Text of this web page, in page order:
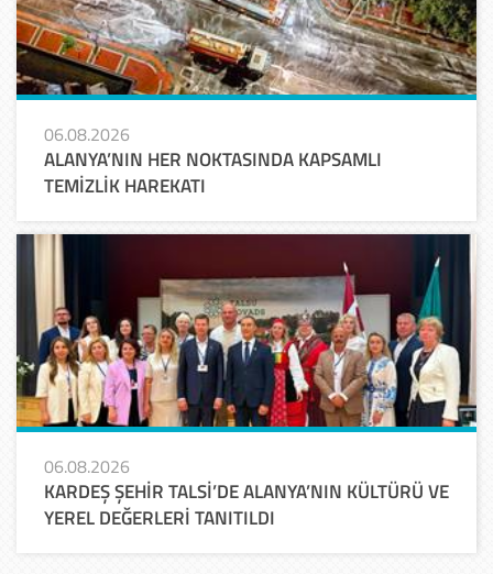
06.08.2026
ALANYA’NIN HER NOKTASINDA KAPSAMLI
TEMİZLİK HAREKATI
06.08.2026
KARDEŞ ŞEHİR TALSİ’DE ALANYA’NIN KÜLTÜRÜ VE
YEREL DEĞERLERİ TANITILDI